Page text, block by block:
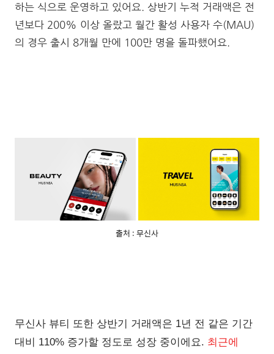
하는 식으로 운영하고 있어요. 상반기 누적 거래액은 전
년보다 200% 이상 올랐고 월간 활성 사용자 수(MAU)
의 경우 출시 8개월 만에 100만 명을 돌파했어요.
출처 : 무신사
무신사 뷰티 또한 상반기 거래액은 1년 전 같은 기간
대비 110% 증가할 정도로 성장 중이에요. 최근에